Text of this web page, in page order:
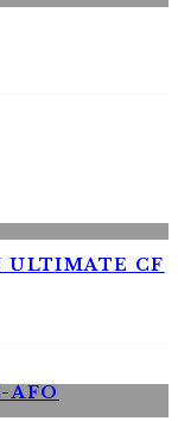
ULTIMATE CF